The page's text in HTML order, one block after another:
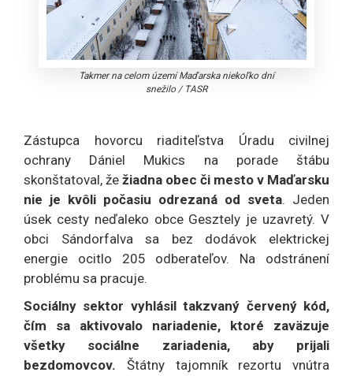
Takmer na celom území Maďarska niekoľko dní
snežilo/ TASR
Zástupca hovorcu riaditeľstva Úradu civilnej
ochrany Dániel Mukics na porade štábu
skonštatoval, že žiadna obec či mesto v Maďarsku
nie je kvôli počasiu odrezaná od sveta. Jeden
úsek cesty neďaleko obce Gesztely je uzavretý. V
obci Sándorfalva sa bez dodávok elektrickej
energie ocitlo 205 odberateľov. Na odstránení
problému sa pracuje.
Sociálny sektor vyhlásil takzvaný červený kód,
čím sa aktivovalo nariadenie, ktoré zaväzuje
všetky sociálne zariadenia, aby prijali
bezdomovcov. Štátny tajomník rezortu vnútra